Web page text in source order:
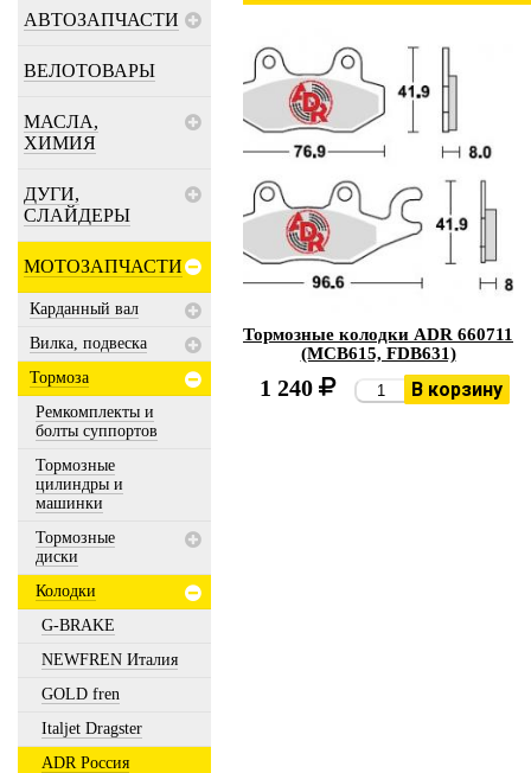
АВТОЗАПЧАСТИ
ВЕЛОТОВАРЫ
МАСЛА,
ХИМИЯ
ДУГИ,
СЛАЙДЕРЫ
МОТОЗАПЧАСТИ
Карданный вал
Вилка, подвеска
Тормоза
Ремкомплекты и
болты суппортов
Тормозные
цилиндры и
машинки
Тормозные
диски
Колодки
G-BRAKE
NEWFREN Италия
GOLD fren
Italjet Dragster
ADR Россия
Тормозные колодки ADR 660711
(MCB615, FDB631)
1 240 В корзину